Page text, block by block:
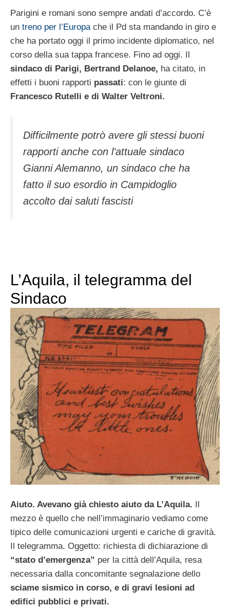
Parigini e romani sono sempre andati d’accordo. C’è
un treno per l’Europache il Pd sta mandando in giro e
che ha portato oggi il primo incidente diplomatico, nel
corso della sua tappa francese. Fino ad oggi. Il
sindaco di Parigi, Bertrand Delanoe, ha citato, in
effetti i buoni rapporti passati: con le giunte di
Francesco Rutelli e di Walter Veltroni.
Difficilmente potrò avere gli stessi buoni
rapporti anche con l’attuale sindaco
Gianni Alemanno, un sindaco che ha
fatto il suo esordio in Campidoglio
accolto dai saluti fascisti
L’Aquila, il telegramma del
Sindaco
Aiuto. Avevano già chiesto aiuto da L’Aquila.
mezzo è quello che nell’immaginario vediamo come
tipico delle comunicazioni urgenti e cariche di gravità.
Il telegramma. Oggetto: richiesta di dichiarazione di
“stato d’emergenza” per la città dell’Aquila, resa
necessaria dalla concomitante segnalazione dello
sciame sismico in corso, e di gravi lesioni ad
edifici pubblici e privati.